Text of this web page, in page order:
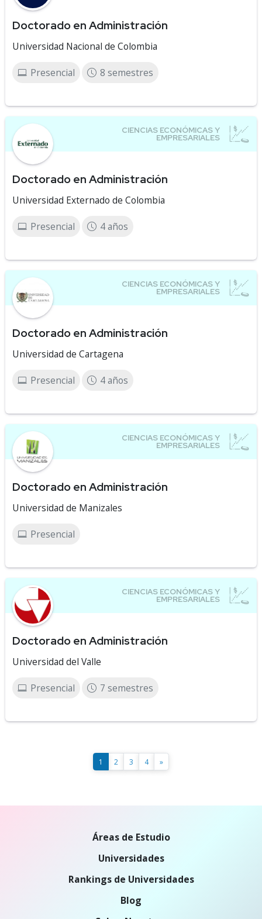
Doctorado en Administración
Universidad Nacional de Colombia
Presencial 8 semestres
Doctorado en Administración
Universidad Externado de Colombia
Presencial 4 años
Doctorado en Administración
Universidad de Cartagena
Presencial 4 años
Doctorado en Administración
Universidad de Manizales
Presencial
Doctorado en Administración
Universidad del Valle
Presencial 7 semestres
1 2 3 4 »
Áreas de Estudio
Universidades
Rankings de Universidades
Blog